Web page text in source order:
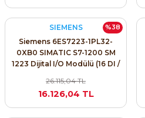
Pako Şalterler
%38
SIEMENS
Siemens 6ES7223-1PL32-
0XB0 SIMATIC S7-1200 SM
1223 Dijital I/O Modülü (16 DI /
26.115,04 TL
16.126,04 TL